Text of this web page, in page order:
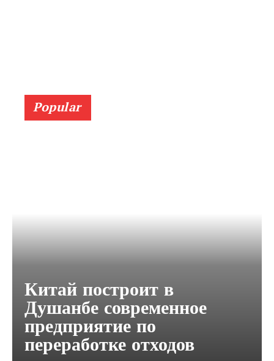
Popular
Китай построит в
Душанбе современное
предприятие по
переработке отходов